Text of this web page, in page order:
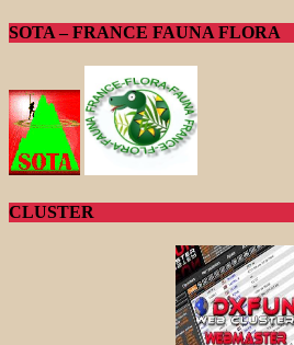
SOTA – FRANCE FAUNA FLORA
CLUSTER